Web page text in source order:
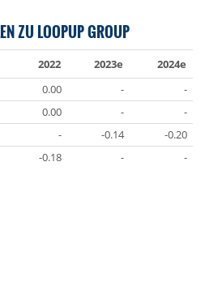
ZU LOOPUP GROUP
2022 2023e
2024e
0.00 -
-
0.00 -
-
- -0.14
-0.20
-0.18 - -